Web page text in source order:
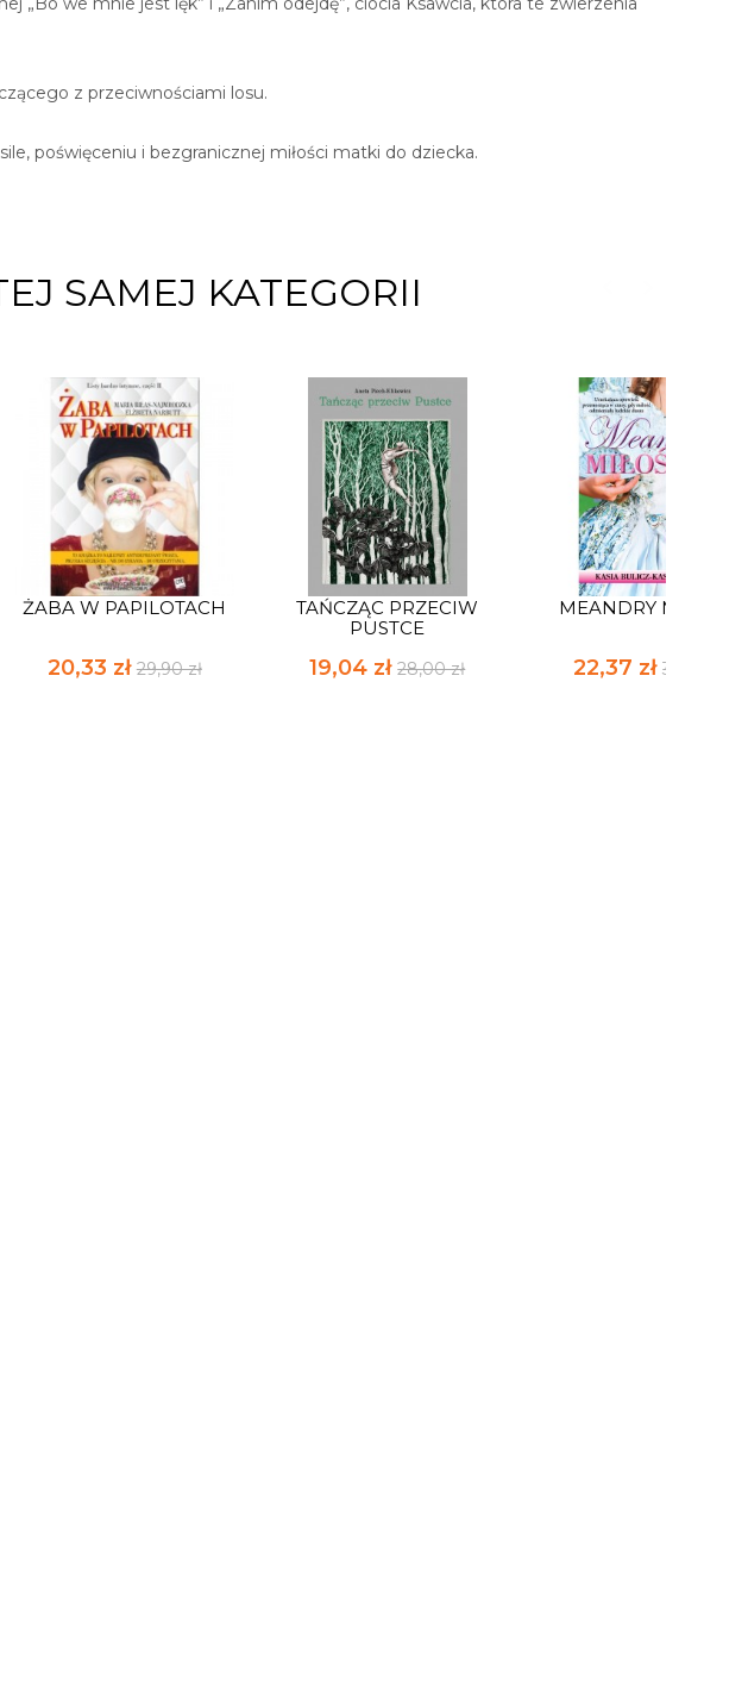
z przeciwnościami losu.
poświęceniu i bezgranicznej miłości matki do dziecka.
SAMEJ KATEGORII
ŻABA W PAPILOTACH
20,33 zł 29,90 zł
TAŃCZĄC PRZECIW
PUSTCE
19,04 zł28,00 zł
MEANDRY MIŁOŚCI
22,37 zł32,90 zł